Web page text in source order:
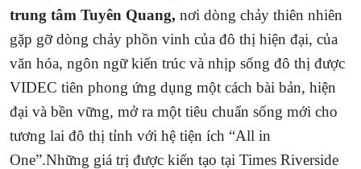
trung tâm Tuyên Quang, nơi dòng chảy thiên nhiên
gặp gỡ dòng chảy phồn vinh của đô thị hiện đại, của
văn hóa, ngôn ngữ kiến trúc và nhịp sống đô thị được
VIDEC tiên phong ứng dụng một cách bài bản, hiện
đại và bền vững, mở ra một tiêu chuẩn sống mới cho
tương lai đô thị tỉnh với hệ tiện ích “All in
One”.Những giá trị được kiến tạo tại Times Riverside